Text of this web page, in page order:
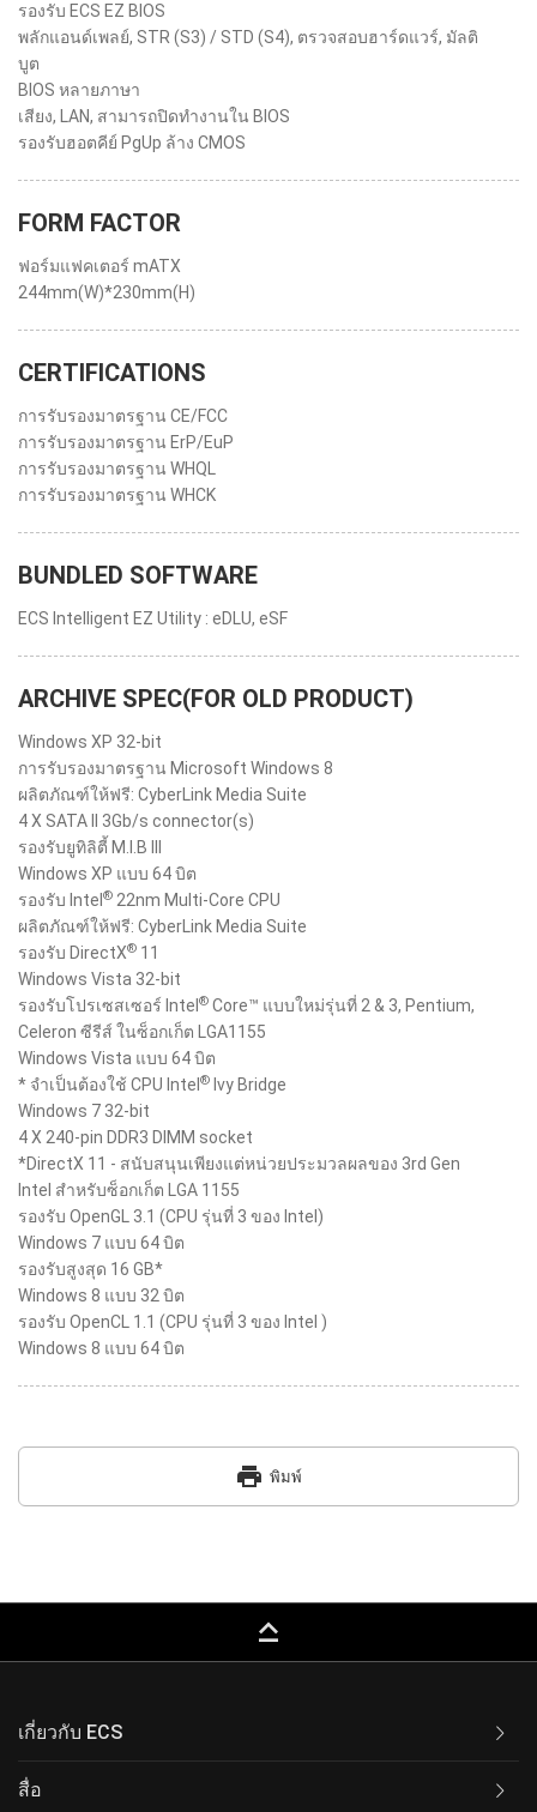
รองรับ ECS EZ BIOS
พลักแอนด์เพลย์, STR (S3) / STD (S4), ตรวจสอบฮาร์ดแวร์, มัลติ
บูต
BIOS หลายภาษา
เสียง, LAN, สามารถปิดทำงานใน BIOS
รองรับฮอตคีย์ PgUp ล้าง CMOS
FORM FACTOR
ฟอร์มแฟคเตอร์ mATX
244mm(W)*230mm(H)
CERTIFICATIONS
การรับรองมาตรฐาน CE/FCC
การรับรองมาตรฐาน ErP/EuP
การรับรองมาตรฐาน WHQL
การรับรองมาตรฐาน WHCK
BUNDLED SOFTWARE
ECS Intelligent EZ Utility : eDLU, eSF
ARCHIVE SPEC(FOR OLD PRODUCT)
Windows XP 32-bit
การรับรองมาตรฐาน Microsoft Windows 8
ผลิตภัณฑ์ให้ฟรี: CyberLink Media Suite
4 X SATA II 3Gb/s connector(s)
รองรับยูทิลิตี้ M.I.B III
Windows XP แบบ 64 บิต
รองรับ Intel ® 22nm Multi-Core CPU
ผลิตภัณฑ์ให้ฟรี: CyberLink Media Suite
รองรับ DirectX® 11
Windows Vista 32-bit
รองรับโปรเซสเซอร์ Intel ® Core™ แบบใหม่รุ่นที่ 2 & 3, Pentium,
Celeron ซีรีส์ ในซ็อกเก็ต LGA1155
Windows Vista แบบ 64 บิต
* จำเป็นต้องใช้ CPU Intel ® Ivy Bridge
Windows 7 32-bit
4 X 240-pin DDR3 DIMM socket
*DirectX 11 - สนับสนุนเพียงแต่หน่วยประมวลผลของ 3rd Gen
Intel สำหรับซ็อกเก็ต LGA 1155
รองรับ OpenGL 3.1 (CPU รุ่นที่ 3 ของ Intel)
Windows 7 แบบ 64 บิต
รองรับสูงสุด 16 GB*
Windows 8 แบบ 32 บิต
รองรับ OpenCL 1.1 (CPU รุ่นที่ 3 ของ Intel )
Windows 8 แบบ 64 บิต
print พิมพ์
keyboard_capslock
เกี่ยวกับ ECS
สื่อ